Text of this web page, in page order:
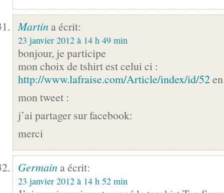
Martin a écrit:
23 janvier 2012 à 14 h 49 min
bonjour, je participe
mon choix de tshirt est celui ci :
http://www.lafraise.com/Article/index/id/52
mon tweet :
j’ai partager sur facebook:
merci
Germain a écrit:
23 janvier 2012 à 14 h 52 min